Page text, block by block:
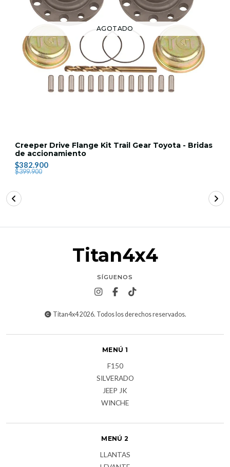
AGOTADO
Creeper Drive Flange Kit Trail Gear Toyota - Bridas
de accionamiento
$382.900
$399.900
Titan4x4
SÍGUENOS
Titan4x4 2026. Todos los derechos reservados.
MENÚ 1
F150
SILVERADO
JEEP JK
WINCHE
MENÚ 2
LLANTAS